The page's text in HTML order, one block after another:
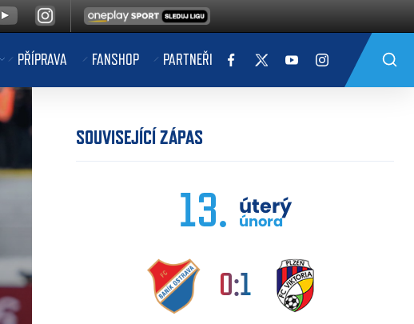
PŘÍPRAVA FANSHOP PARTNEŘI
SOUVISEJÍCÍ ZÁPAS
13. úterý
února
0:1